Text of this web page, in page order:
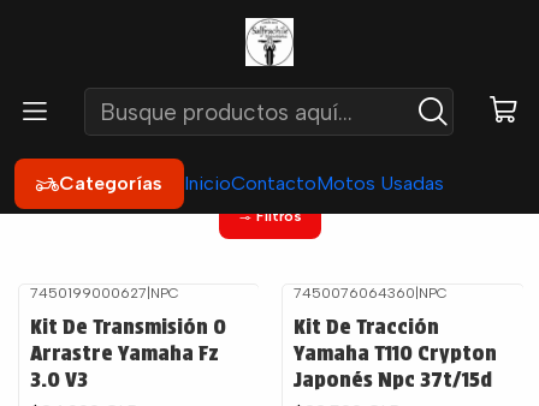
Categorías InicioContactoMotos Usadas
Transmisión
Kit Transmisión
Filtros
7450199000627 NPC
Kit De Transmisión O
Arrastre Yamaha Fz
3.0 V3
7450076064360 NPC
Kit De Tracción
Yamaha T110 Crypton
Japonés Npc 37t/15d